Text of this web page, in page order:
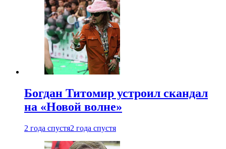
Богдан Титомир устроил скандал
на «Новой волне»
2 года спустя2 года спустя